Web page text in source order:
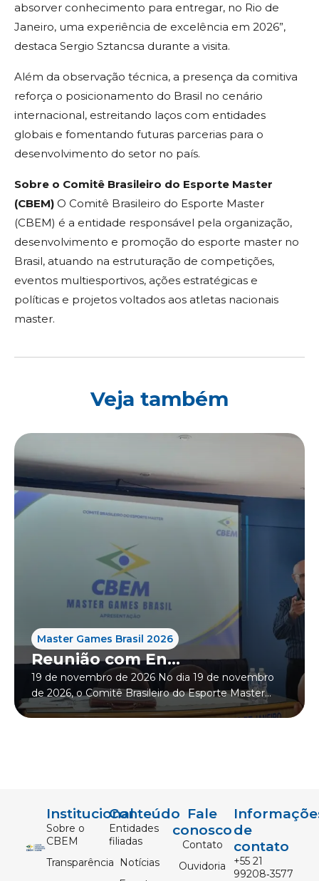
absorver conhecimento para entregar, no Rio de
Janeiro, uma experiência de excelência em 2026”,
destaca Sergio Sztancsa durante a visita.
Além da observação técnica, a presença da comitiva
reforça o posicionamento do Brasil no cenário
internacional, estreitando laços com entidades
globais e fomentando futuras parcerias para o
desenvolvimento do setor no país.
Sobre o Comitê Brasileiro do Esporte Master
(CBEM) O Comitê Brasileiro do Esporte Master
(CBEM) é a entidade responsável pela organização,
desenvolvimento e promoção do esporte master no
Brasil, atuando na estruturação de competições,
eventos multiesportivos, ações estratégicas e
políticas e projetos voltados aos atletas nacionais
master.
Veja também
Master Games Brasil 2026
Reunião com En...
19 de novembro de 2026 No dia 19 de novembro
de 2026, o Comitê Brasileiro do Esporte Master...
Institucional
Sobre o
CBEM
Transparência
Conteúdo
Entidades
filiadas
Notícias
Fale
conosco
Contato
Ouvidoria
de
contato
‪+55 21
99208‑3577‬